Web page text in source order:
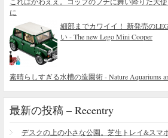
に
細部までカワイイ！ 新発売の
い - The new Lego Mini Cooper
素晴らしすぎる水槽の造園術 - Nature Aquariums
最新の投稿 – Recentry
デスクの上の小さな公園。芝生トレイ&スマ